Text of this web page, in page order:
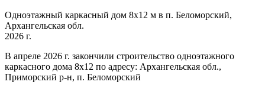
Одноэтажный каркасный дом 8х12 м в п. Беломорский,
Архангельская обл.
2026 г.
В апреле 2026 г. закончили строительство одноэтажного
каркасного дома 8х12 по адресу: Архангельская обл.,
Приморский р-н, п. Беломорский